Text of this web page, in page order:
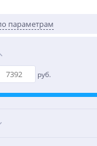
параметрам
руб.